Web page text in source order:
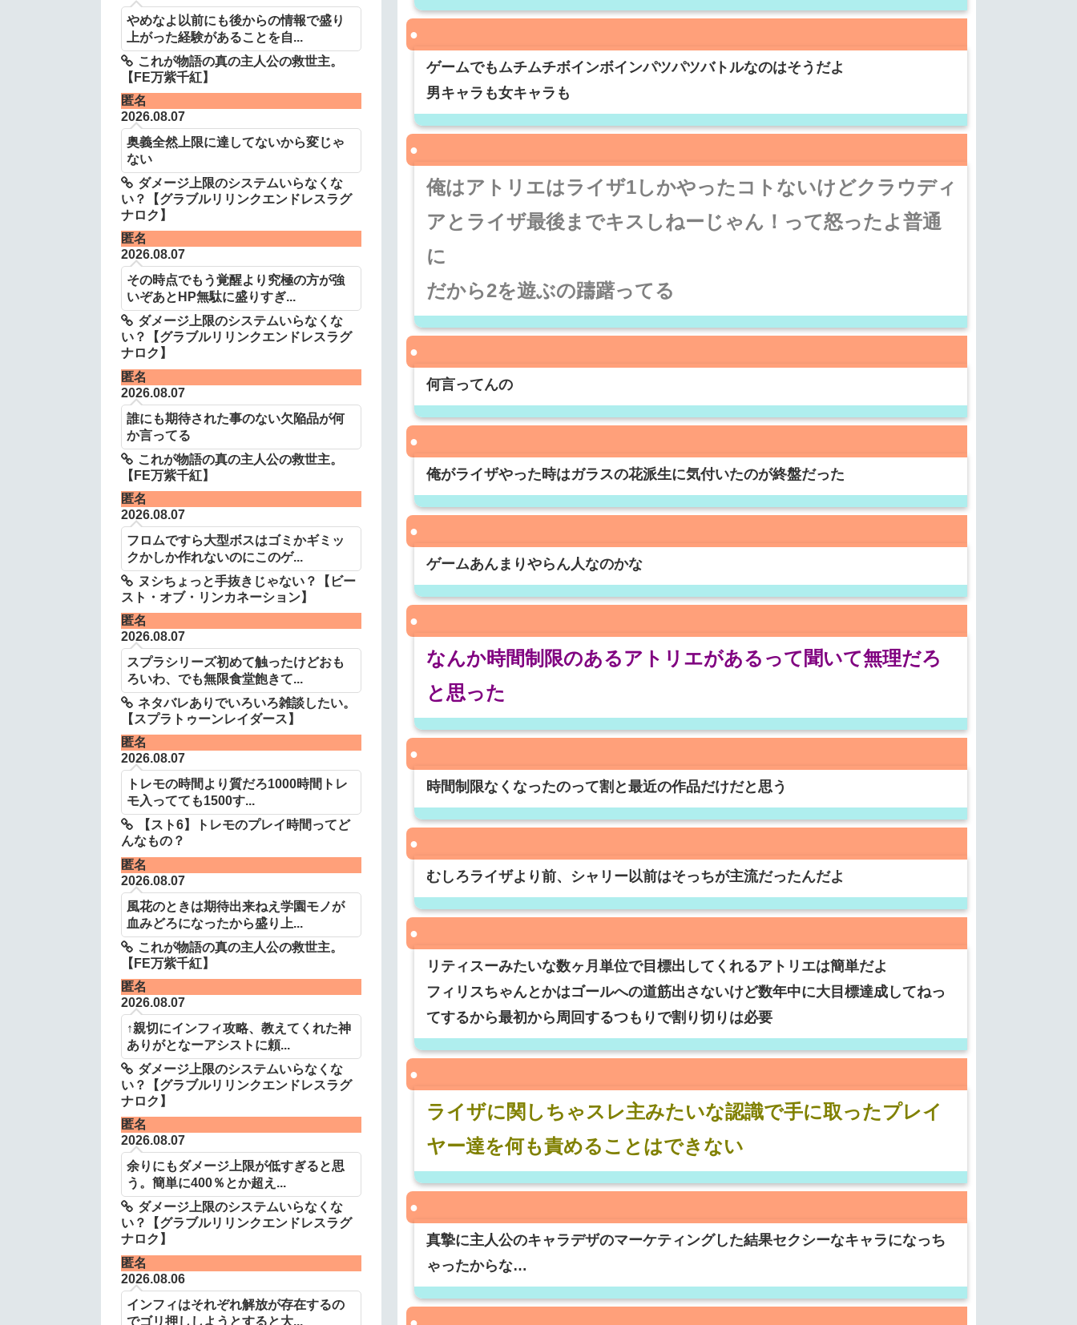
ゲームでもムチムチボインボインパツパツバトルなのはそうだよ
男キャラも女キャラも
俺はアトリエはライザ1しかやったコトないけどクラウディ
アとライザ最後までキスしねーじゃん！って怒ったよ普通
に
だから2を遊ぶの躊躇ってる
何言ってんの
俺がライザやった時はガラスの花派生に気付いたのが終盤だった
ゲームあんまりやらん人なのかな
なんか時間制限のあるアトリエがあるって聞いて無理だろ
と思った
時間制限なくなったのって割と最近の作品だけだと思う
むしろライザより前、シャリー以前はそっちが主流だったんだよ
リティスーみたいな数ヶ月単位で目標出してくれるアトリエは簡単だよ
フィリスちゃんとかはゴールへの道筋出さないけど数年中に大目標達成してねっ
てするから最初から周回するつもりで割り切りは必要
ライザに関しちゃスレ主みたいな認識で手に取ったプレイ
ヤー達を何も責めることはできない
真摯に主人公のキャラデザのマーケティングした結果セクシーなキャラになっち
ゃったからな…
やめなよ以前にも後からの情報で盛り
上がった経験があることを自...
これが物語の真の主人公の救世主。
【FE万紫千紅】
匿名
2026.08.07
奥義全然上限に達してないから変じゃ
ない
ダメージ上限のシステムいらなくな
い？【グラブルリリンクエンドレスラグ
ナロク】
匿名
2026.08.07
その時点でもう覚醒より究極の方が強
いぞあとHP無駄に盛りすぎ...
ダメージ上限のシステムいらなくな
い？【グラブルリリンクエンドレスラグ
ナロク】
匿名
2026.08.07
誰にも期待された事のない欠陥品が何
か言ってる
これが物語の真の主人公の救世主。
【FE万紫千紅】
匿名
2026.08.07
フロムですら大型ボスはゴミかギミッ
クかしか作れないのにこのゲ...
ヌシちょっと手抜きじゃない？【ビー
スト・オブ・リンカネーション】
匿名
2026.08.07
スプラシリーズ初めて触ったけどおも
ろいわ、でも無限食堂飽きて...
ネタバレありでいろいろ雑談したい。
【スプラトゥーンレイダース】
匿名
2026.08.07
トレモの時間より質だろ1000時間トレ
モ入ってても1500す...
【スト6】トレモのプレイ時間ってど
んなもの？
匿名
2026.08.07
風花のときは期待出来ねえ学園モノが
血みどろになったから盛り上...
これが物語の真の主人公の救世主。
【FE万紫千紅】
匿名
2026.08.07
↑親切にインフィ攻略、教えてくれた神
ありがとなーアシストに頼...
ダメージ上限のシステムいらなくな
い？【グラブルリリンクエンドレスラグ
ナロク】
匿名
2026.08.07
余りにもダメージ上限が低すぎると思
う。簡単に400％とか超え...
ダメージ上限のシステムいらなくな
い？【グラブルリリンクエンドレスラグ
ナロク】
匿名
2026.08.06
インフィはそれぞれ解放が存在するの
でゴリ押ししようとすると大...